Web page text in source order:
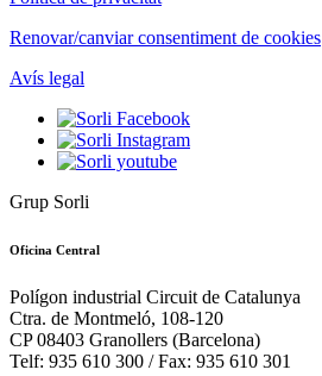
Renovar/canviar consentiment de cookies
Avís legal
Grup Sorli
Oficina Central
Polígon industrial Circuit de Catalunya
Ctra. de Montmeló, 108-120
CP 08403 Granollers (Barcelona)
Telf: 935 610 300 / Fax: 935 610 301